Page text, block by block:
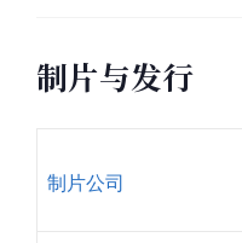
制片与发行
制片公司